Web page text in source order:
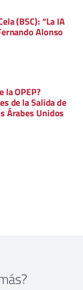
(BSC): “La IA
Alonso
la OPEP?
de la Salida de
Árabes Unidos